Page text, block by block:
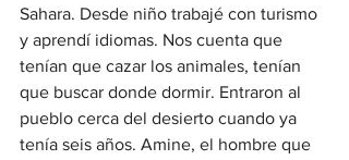
Sahara. Desde niño trabajé con turismo
y aprendí idiomas. Nos cuenta que
tenían que cazar los animales, tenían
que buscar donde dormir. Entraron al
pueblo cerca del desierto cuando ya
tenía seis años. Amine, el hombre que